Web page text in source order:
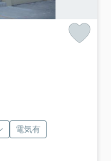
電気有